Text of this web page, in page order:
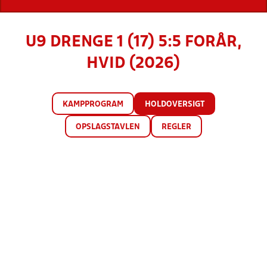
U9 DRENGE 1 (17) 5:5 FORÅR,
HVID (2026)
KAMPPROGRAM HOLDOVERSIGT
OPSLAGSTAVLEN REGLER